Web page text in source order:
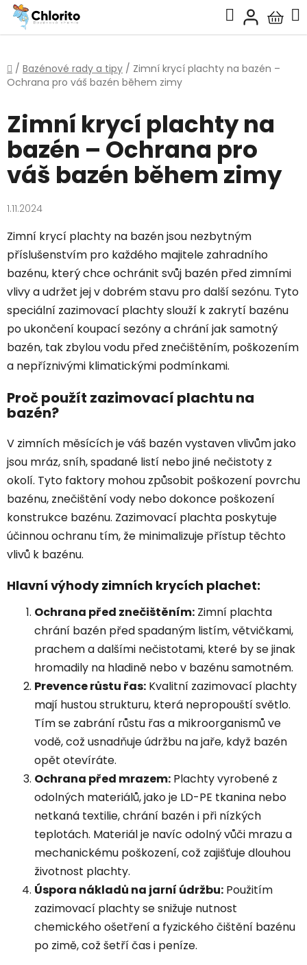
Přejít
obsah
Hledat
košík
Domů
/ Bazénové rady a tipy / Zimní krycí plachty na bazén –
Ochrana pro váš bazén během zimy
Zimní krycí plachty na
bazén – Ochrana pro
váš bazén během zimy
1.11.2024
Zimní krycí plachty na bazén jsou nezbytným
příslušenstvím pro každého majitele zahradního
bazénu, který chce ochránit svůj bazén před zimními
vlivy a udržet jej v dobrém stavu pro další sezónu. Tyto
speciální zazimovací plachty slouží k zakrytí bazénu
po ukončení koupací sezóny a chrání jak samotný
bazén, tak zbylou vodu před znečištěním, poškozením
a nepříznivými klimatickými podmínkami.
Proč použít zazimovací plachtu na
bazén?
V zimních měsících je váš bazén vystaven vlivům jako
jsou mráz, sníh, spadané listí nebo jiné nečistoty z
okolí. Tyto faktory mohou způsobit poškození povrchu
bazénu, znečištění vody nebo dokonce poškození
konstrukce bazénu. Zazimovací plachta poskytuje
účinnou ochranu tím, že minimalizuje přístup těchto
vlivů k bazénu.
Hlavní výhody zimních krycích plachet:
Ochrana před znečištěním: Zimní plachta
chrání bazén před spadaným listím, větvičkami,
prachem a dalšími nečistotami, které by se jinak
hromadily na hladině nebo v bazénu samotném.
Prevence růstu řas: Kvalitní zazimovací plachty
mají hustou strukturu, která nepropouští světlo.
Tím se zabrání růstu řas a mikroorganismů ve
vodě, což usnadňuje údržbu na jaře, když bazén
opět otevíráte.
Ochrana před mrazem: Plachty vyrobené z
odolných materiálů, jako je LD-PE tkanina nebo
netkaná textilie, chrání bazén i při nízkých
teplotách. Materiál je navíc odolný vůči mrazu a
mechanickému poškození, což zajišťuje dlouhou
životnost plachty.
Úspora nákladů na jarní údržbu: Použitím
zazimovací plachty se snižuje nutnost
chemického ošetření a fyzického čištění bazénu
po zimě, což šetří čas i peníze.